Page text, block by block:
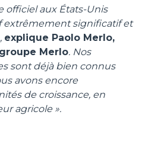
officiel aux États-Unis
extrêmement significatif et
, explique Paolo Merlo,
Merlo. Nos
sont déjà bien connus
avons encore
de croissance, en
agricole ».